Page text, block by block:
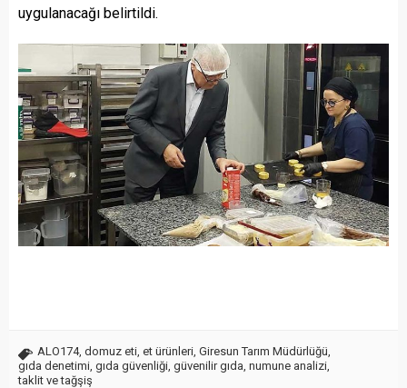
uygulanacağı belirtildi.
ALO174, domuz eti et ürünleri Giresun Tarım Müdürlüğü
gıda denetimi gıda güvenliği güvenilir gıda numune analizi
taklit ve tağşiş